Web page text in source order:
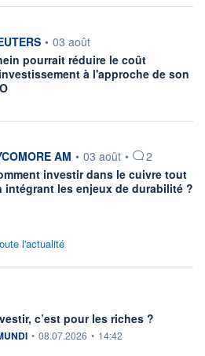
fournie par
• 03 août
pourrait réduire le coût
à l'approche de son
fournie par
AM • 03 août •
2
investir dans le cuivre tout
intégrant les enjeux de durabilité ?
l'actualité
c’est pour les riches ?
fournie par
• 08.07.2026 • 14:42